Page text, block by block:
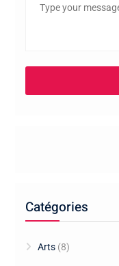
Catégories
Arts (8)